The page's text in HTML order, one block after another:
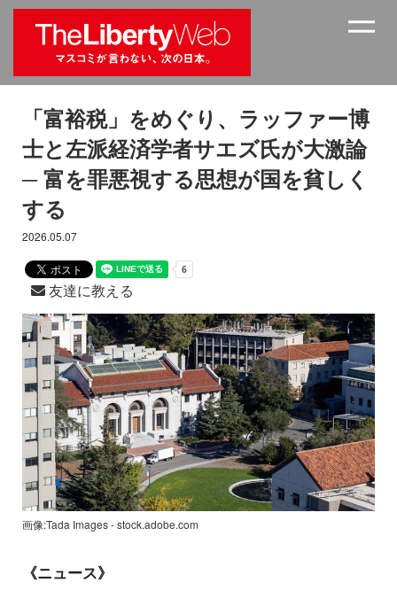
「富裕税」をめぐり、ラッファー博
士と左派経済学者サエズ氏が大激論
─ 富を罪悪視する思想が国を貧しく
する
2026.05.07
友達に教える
画像:Tada Images - stock.adobe.com
《ニュース》